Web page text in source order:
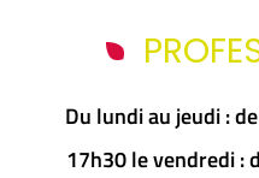
Du lundi au jeudi :
17h30 le vendredi :